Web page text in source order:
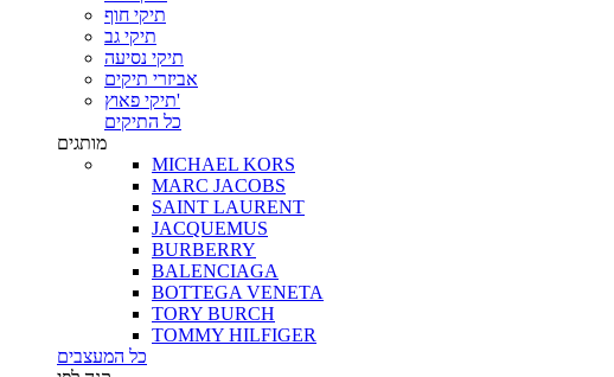
תיקי חוף
תיקי גב
תיקי נסיעה
אביזרי תיקים
תיקי פאוץ'
כל התיקים
מותגים
MICHAEL KORS
MARC JACOBS
SAINT LAURENT
JACQUEMUS
BURBERRY
BALENCIAGA
BOTTEGA VENETA
TORY BURCH
TOMMY HILFIGER
כל המעצבים